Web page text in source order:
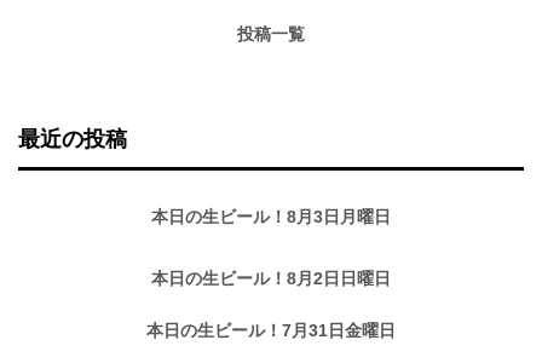
投稿一覧
最近の投稿
本日の生ビール！8月3日月曜日
本日の生ビール！8月2日日曜日
本日の生ビール！7月31日金曜日